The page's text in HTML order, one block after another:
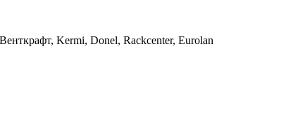
Kermi, Donel, Rackcenter, Eurolan